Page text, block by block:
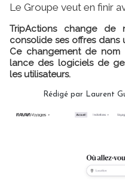
Le Groupe veut en finir
TripActions change de
consolide ses offres dans
Ce changement de
lance des logiciels de
les utilisateurs.
Rédigé par Laurent